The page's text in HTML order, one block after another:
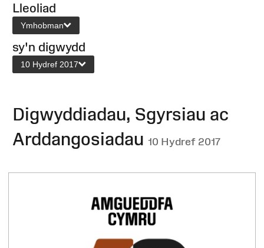
Lleoliad
Ymhobman
sy'n digwydd
10 Hydref 2017
Digwyddiadau, Sgyrsiau ac
Arddangosiadau 10 Hydref 2017